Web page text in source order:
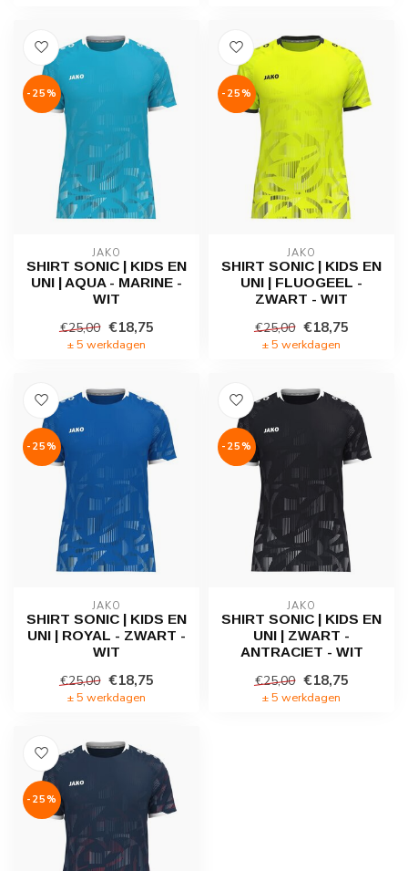
-25%
JAKO
SHIRT SONIC | KIDS EN
UNI | AQUA - MARINE -
WIT
€25,00 €18,75
± 5 werkdagen
-25%
JAKO
SHIRT SONIC | KIDS EN
UNI | FLUOGEEL -
ZWART - WIT
€25,00 €18,75
± 5 werkdagen
-25%
JAKO
SHIRT SONIC | KIDS EN
UNI | ROYAL - ZWART -
WIT
€25,00 €18,75
± 5 werkdagen
-25%
JAKO
SHIRT SONIC | KIDS EN
UNI | ZWART -
ANTRACIET - WIT
€25,00 €18,75
± 5 werkdagen
-25%